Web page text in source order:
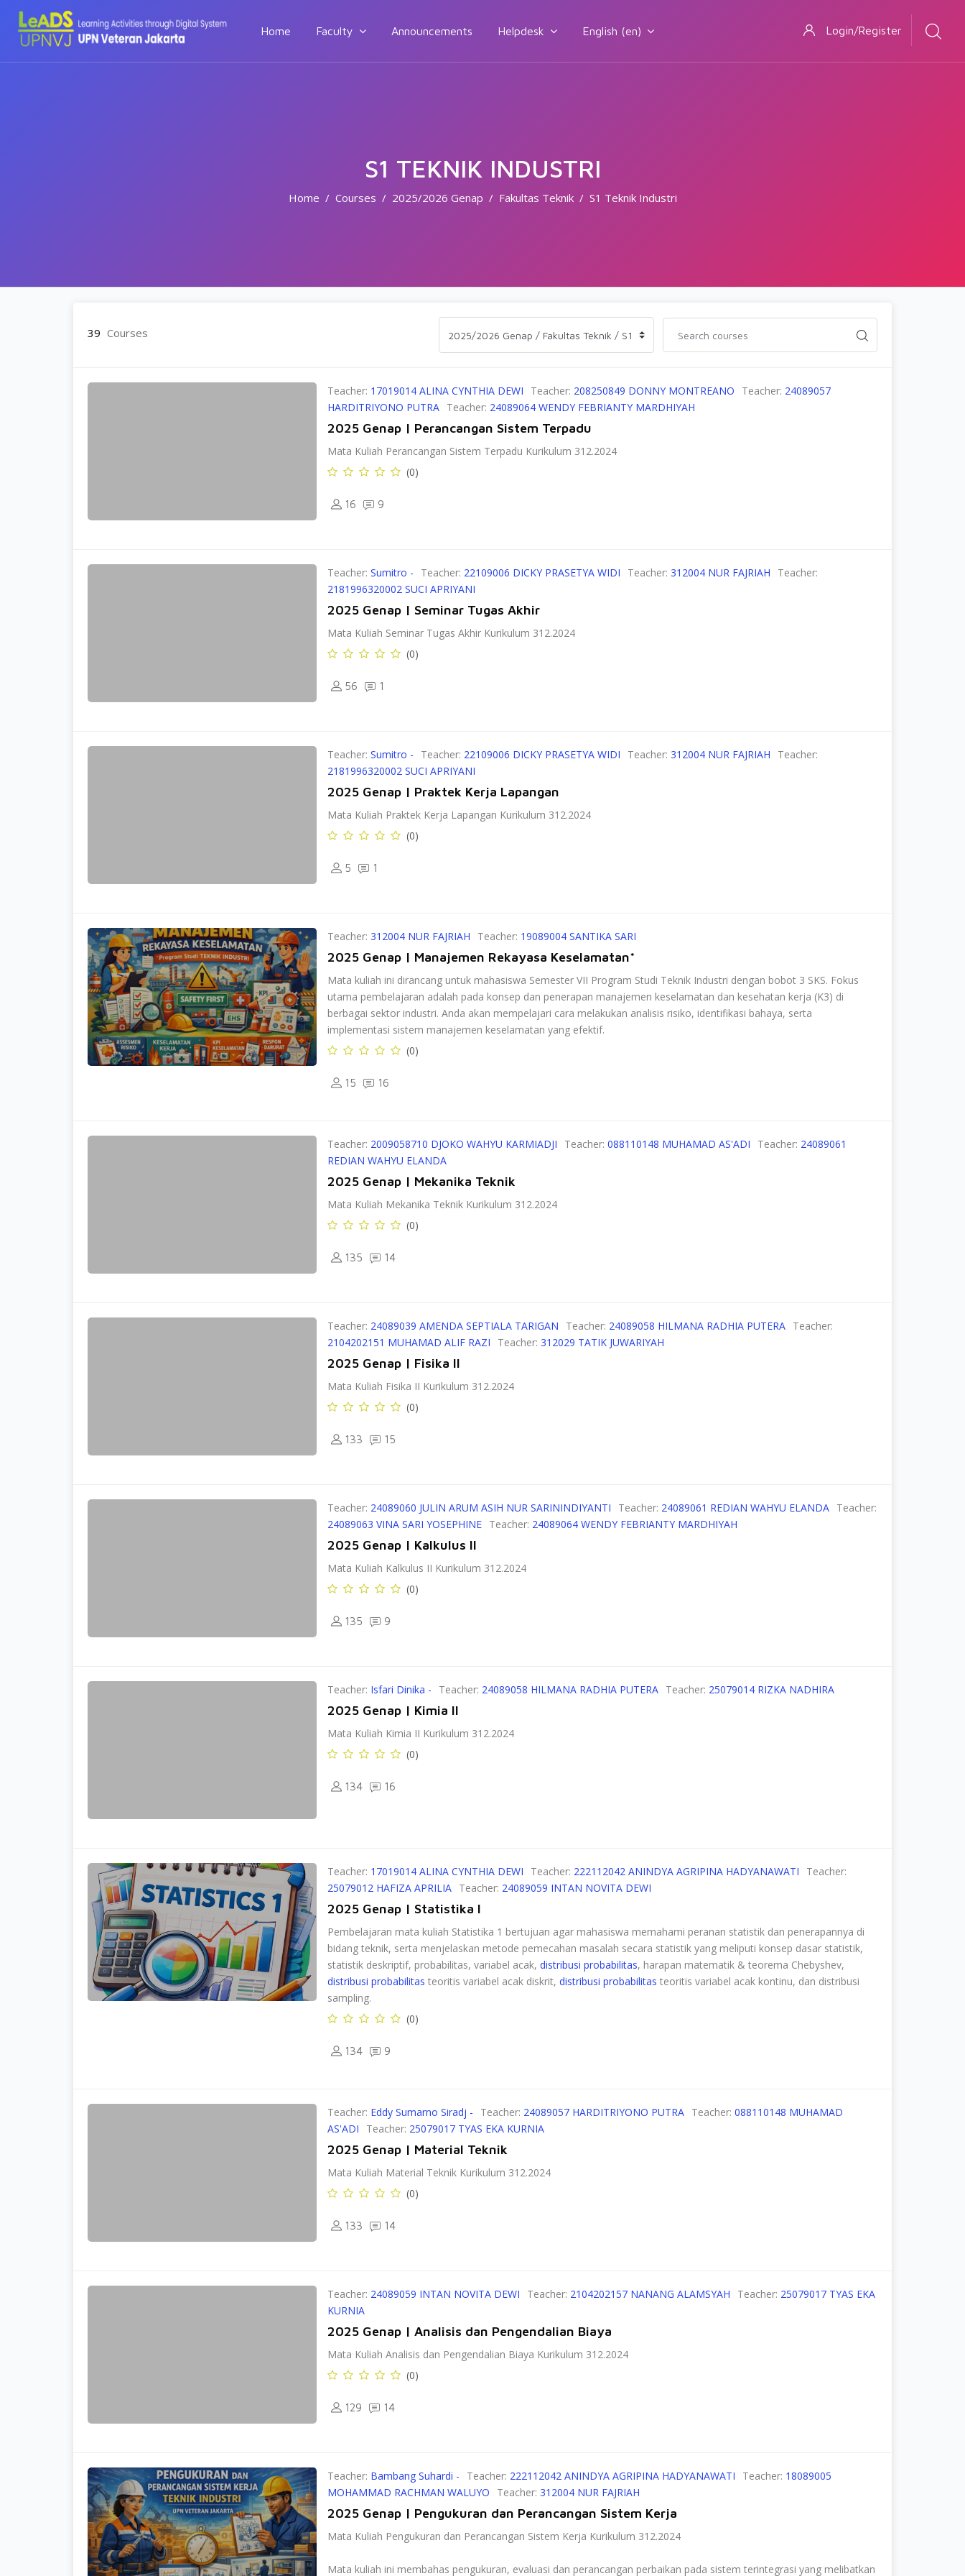
Home Faculty Announcements Helpdesk English ‎(en)‎ Login/Register
S1 TEKNIK INDUSTRI
Home Courses 2025/2026 Genap Fakultas Teknik S1 Teknik Industri
39 Courses
Teacher: 17019014 ALINA CYNTHIA DEWI Teacher: 208250849 DONNY MONTREANO Teacher: 24089057
HARDITRIYONO PUTRA Teacher: 24089064 WENDY FEBRIANTY MARDHIYAH
2025 Genap | Perancangan Sistem Terpadu
Mata Kuliah Perancangan Sistem Terpadu Kurikulum 312.2024
(0)
16 9
Teacher:Sumitro - Teacher: 22109006 DICKY PRASETYA WIDI Teacher:312004 NUR FAJRIAH
Teacher:
2181996320002 SUCI APRIYANI
2025 Genap | Seminar Tugas Akhir
Mata Kuliah Seminar Tugas Akhir Kurikulum 312.2024
(0)
56 1
Teacher:Sumitro - Teacher: 22109006 DICKY PRASETYA WIDI Teacher:312004 NUR FAJRIAH
Teacher:
2181996320002 SUCI APRIYANI
2025 Genap | Praktek Kerja Lapangan
Mata Kuliah Praktek Kerja Lapangan Kurikulum 312.2024
(0)
5 1
Teacher:312004 NUR FAJRIAH Teacher: 19089004 SANTIKA SARI
2025 Genap | Manajemen Rekayasa Keselamatan*
Mata kuliah ini dirancang untuk mahasiswa Semester VII Program Studi Teknik Industri dengan bobot 3 SKS. Fokus
utama pembelajaran adalah pada konsep dan penerapan manajemen keselamatan dan kesehatan kerja (K3) di
berbagai sektor industri. Anda akan mempelajari cara melakukan analisis risiko, identifikasi bahaya, serta
implementasi sistem manajemen keselamatan yang efektif.
(0)
15 16
Teacher: 2009058710 DJOKO WAHYU KARMIADJI Teacher:088110148 MUHAMAD AS'ADI Teacher: 24089061
REDIAN WAHYU ELANDA
2025 Genap | Mekanika Teknik
Mata Kuliah Mekanika Teknik Kurikulum 312.2024
(0)
135 14
Teacher: 24089039 AMENDA SEPTIALA TARIGAN Teacher: 24089058 HILMANA RADHIA PUTERA Teacher:
2104202151 MUHAMAD ALIF RAZI
Teacher:312029 TATIK JUWARIYAH
2025 Genap | Fisika II
Mata Kuliah Fisika II Kurikulum 312.2024
(0)
133 15
Teacher: 24089060 JULIN ARUM ASIH NUR SARININDIYANTI Teacher: 24089061 REDIAN WAHYU ELANDA Teacher:
24089063 VINA SARI YOSEPHINE Teacher: 24089064 WENDY FEBRIANTY MARDHIYAH
2025 Genap | Kalkulus II
Mata Kuliah Kalkulus II Kurikulum 312.2024
(0)
135 9
Teacher: Isfari Dinika - Teacher: 24089058 HILMANA RADHIA PUTERA Teacher: 25079014 RIZKA NADHIRA
2025 Genap | Kimia II
Mata Kuliah Kimia II Kurikulum 312.2024
(0)
134 16
Teacher: 17019014 ALINA CYNTHIA DEWI Teacher: 222112042 ANINDYA AGRIPINA HADYANAWATI
Teacher:
25079012 HAFIZA APRILIA Teacher: 24089059 INTAN NOVITA DEWI
2025 Genap | Statistika I
Pembelajaran mata kuliah Statistika 1 bertujuan agar mahasiswa memahami peranan statistik dan penerapannya di
bidang teknik, serta menjelaskan metode pemecahan masalah secara statistik yang meliputi konsep dasar statistik,
statistik deskriptif, probabilitas, variabel acak,distribusi probabilitas, harapan matematik & teorema Chebyshev,
distribusi probabilitas teoritis variabel acak diskrit,distribusi probabilitas teoritis variabel acak kontinu, dan distribusi
sampling.
(0)
134 9
Teacher: Eddy Sumarno Siradj - Teacher: 24089057 HARDITRIYONO PUTRA Teacher:088110148 MUHAMAD
AS'ADI
Teacher: 25079017 TYAS EKA KURNIA
2025 Genap | Material Teknik
Mata Kuliah Material Teknik Kurikulum 312.2024
(0)
133 14
Teacher: 24089059 INTAN NOVITA DEWI Teacher: 2104202157 NANANG ALAMSYAH Teacher: 25079017 TYAS EKA
KURNIA
2025 Genap | Analisis dan Pengendalian Biaya
Mata Kuliah Analisis dan Pengendalian Biaya Kurikulum 312.2024
(0)
129 14
Teacher: Bambang Suhardi - Teacher: 222112042 ANINDYA AGRIPINA HADYANAWATI Teacher: 18089005
MOHAMMAD RACHMAN WALUYO
Teacher:312004 NUR FAJRIAH
2025 Genap | Pengukuran dan Perancangan Sistem Kerja
Mata Kuliah Pengukuran dan Perancangan Sistem Kerja Kurikulum 312.2024
Mata kuliah ini membahas pengukuran, evaluasi dan perancangan perbaikan pada sistem terintegrasi yang melibatkan